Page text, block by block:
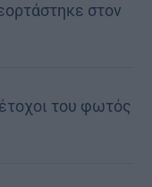
στον
του φωτός